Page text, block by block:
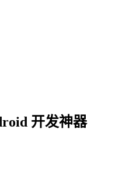
开发神器